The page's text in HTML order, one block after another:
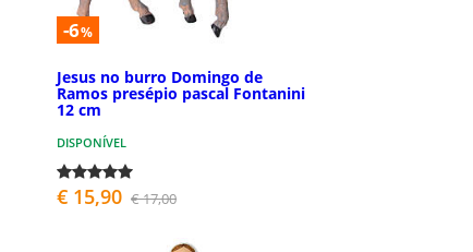
-6%
Jesus no burro Domingo de
Ramos presépio pascal Fontanini
12 cm
DISPONÍVEL
€ 15,90 € 17,00